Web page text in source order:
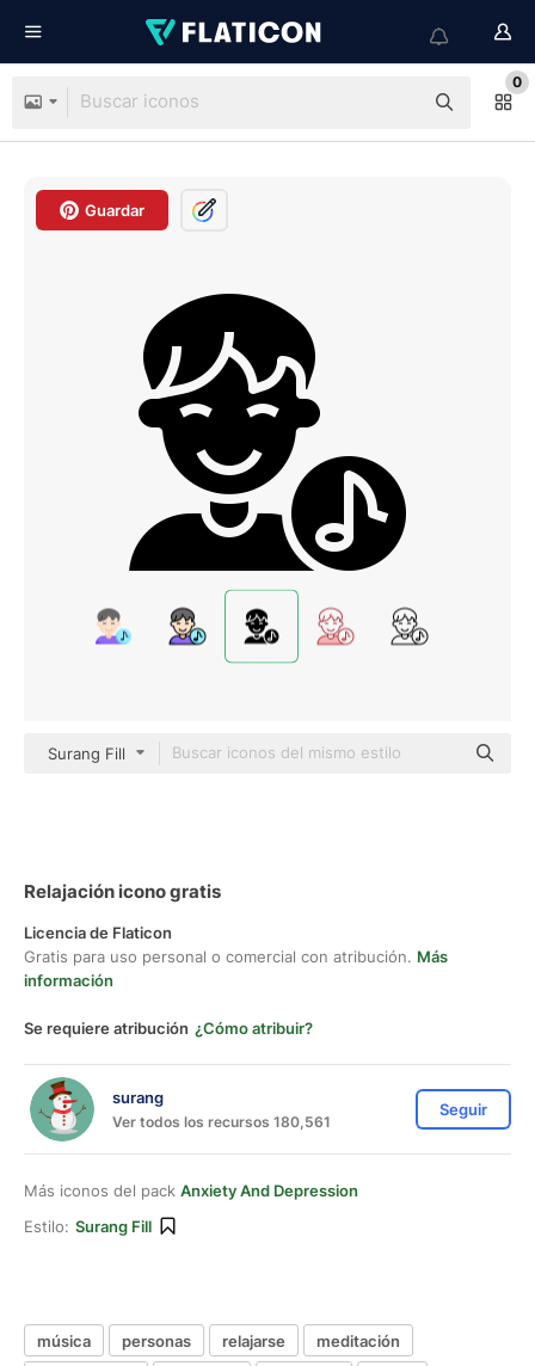
0
Guardar
Surang Fill
Relajación icono gratis
Licencia de Flaticon
Gratis para uso personal o comercial con atribución. Más
información
Se requiere atribución ¿Cómo atribuir?
surang
Ver todos los recursos 180,561
Seguir
Más iconos del pack Anxiety And Depression
Estilo: Surang Fill
música personas relajarse
meditación